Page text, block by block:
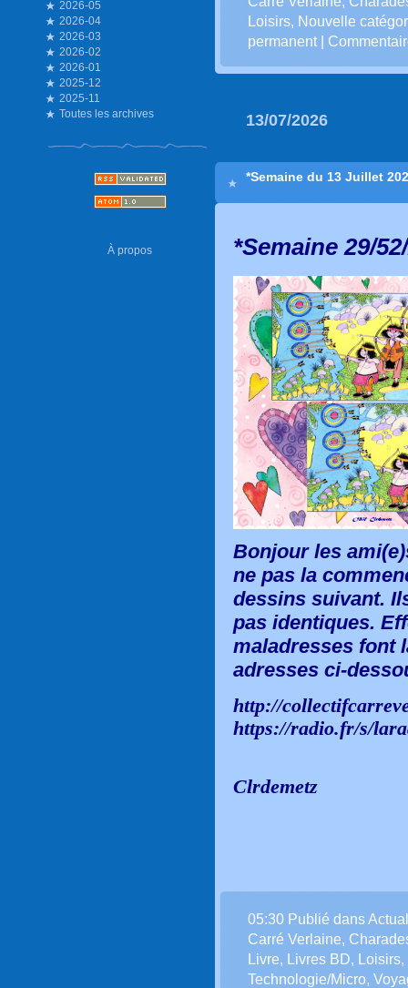
2026-05
2026-04
2026-03
2026-02
2026-01
2025-12
2025-11
Toutes les archives
À propos
Loisirs, Nouvelle
permanent
13/07/2026
*Semaine du 13 Juillet
*Semaine 29/
Bonjour les
ne pas la
dessins suivant.
pas identiques.
maladresses font
adresses ci-
http://
https://radio.fr/s/
Clrdemetz
05:30 Publié dans
Carré Verlaine,
Livre, Livres BD, Loisirs,
Technologie/Micro,